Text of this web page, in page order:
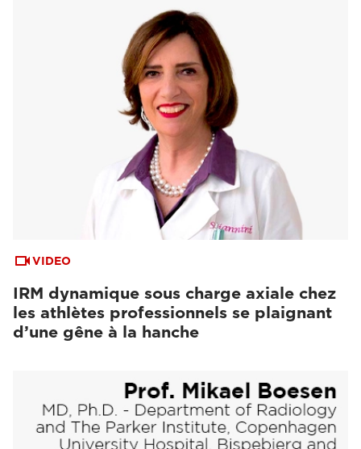
VIDEO
IRM dynamique sous charge axiale chez
les athlètes professionnels se plaignant
d’une gêne à la hanche